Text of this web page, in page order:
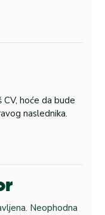
hoće da bude
naslednika.
Neophodna